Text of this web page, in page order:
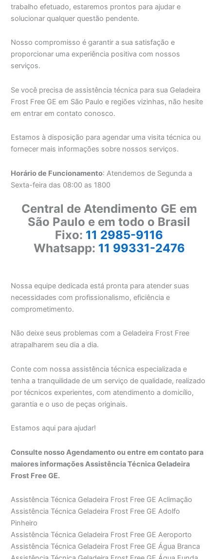
trabalho efetuado, estaremos prontos para ajudar e
solucionar qualquer questão pendente.
Nosso compromisso é garantir a sua satisfação e
proporcionar uma experiência positiva com nossos
serviços.
Se você precisa de assistência técnica para sua Geladeira
Frost Free GE em São Paulo e regiões vizinhas, não hesite
em entrar em contato conosco.
Estamos à disposição para agendar uma visita técnica ou
fornecer mais informações sobre nossos serviços.
Horário de Funcionamento: Atendemos de Segunda a
Sexta-feira das 08:00 as 1800
Central de Atendimento GE em
São Paulo e em todo o Brasil
Fixo: 11 2985-9116
Whatsapp: 11 99331-2476
Nossa equipe dedicada está pronta para atender suas
necessidades com profissionalismo, eficiência e
comprometimento.
Não deixe seus problemas com a Geladeira Frost Free
atrapalharem seu dia a dia.
Conte com nossa assistência técnica especializada e
tenha a tranquilidade de um serviço de qualidade, realizado
por técnicos experientes, com atendimento a domicílio,
garantia e o uso de peças originais.
Estamos aqui para ajudar!
Consulte nosso Agendamento ou entre em contato para
maiores informações Assistência Técnica Geladeira
Frost Free GE.
Assistência Técnica Geladeira Frost Free GE Aclimação
Assistência Técnica Geladeira Frost Free GE Adolfo
Pinheiro
Assistência Técnica Geladeira Frost Free GE Aeroporto
Assistência Técnica Geladeira Frost Free GE Água Branca